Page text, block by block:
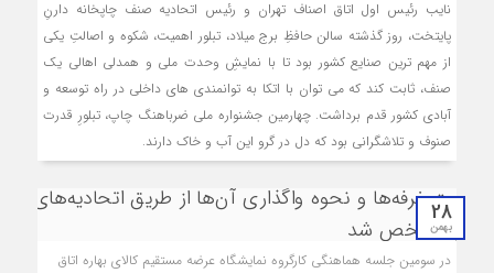
نایب رئیس اول اتاق اصناف تهران و رئیس اتحادیه صنف چاپخانه دارنِ
پایتخت، روز گذشته سالن حافظِ برج میلاد، تبلور اهمیت، شکوه و اصالتِ یکی
از مهم ترین صنایع کشور بود تا با نمایشِ وحدت ملی و همدلی اهالی یک
صنف، ثابت کند که می توان با اتکا به توانمندی های داخلی در راه توسعه و
آبادی کشور قدم برداشت. چهارمین جشنواره ملی ضرباهنگ چاپ، تبلورِ قدرت
صنوف و تلاشگرانی بود که دل در گرو این آب و خاک دارند.
28
بهمن
در سومین جلسه هماهنگی کارگروه نمایشگاه عرضه مستقیم کالای بهاره اتاق